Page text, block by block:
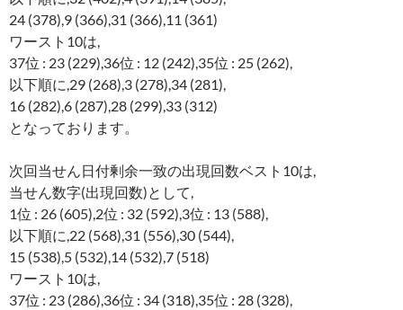
24 (378),9 (366),31 (366),11 (361)
ワースト10は,
37位 : 23 (229),36位 : 12 (242),35位 : 25 (262),
以下順に,29 (268),3 (278),34 (281),
16 (282),6 (287),28 (299),33 (312)
となっております。
次回当せん日付剰余一致の出現回数ベスト10は,
当せん数字(出現回数)として,
1位 : 26 (605),2位 : 32 (592),3位 : 13 (588),
以下順に,22 (568),31 (556),30 (544),
15 (538),5 (532),14 (532),7 (518)
ワースト10は,
37位 : 23 (286),36位 : 34 (318),35位 : 28 (328),